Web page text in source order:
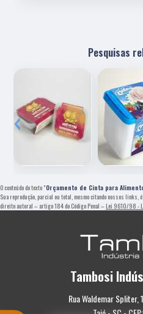
Pesquisas
‹
O conteúdo do texto "Orçamento de Cinta para
Sua reprodução, parcial ou total, mesmo citando nossos links,
direito autoral – artigo 184 do Código Penal – Lei 9610/98 -
Tambosi
Rua Waldemar Spliter,